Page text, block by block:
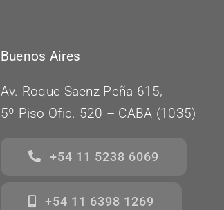
Buenos Aires
Av. Roque Saenz Peña 615,
5º Piso Ofic. 520 – CABA (1035)
+54 11 5238 6069
+54 11 6398 1269